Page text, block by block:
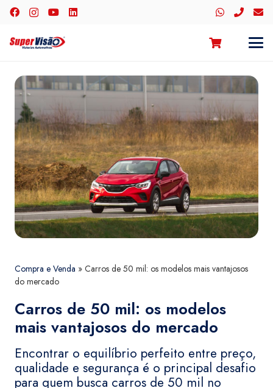
Compra e Venda » Carros de 50 mil: os modelos mais vantajosos
do mercado
Carros de 50 mil: os modelos
mais vantajosos do mercado
Encontrar o equilíbrio perfeito entre preço,
qualidade e segurança é o principal desafio
para quem busca carros de 50 mil no